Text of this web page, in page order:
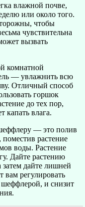
влажной почве,
или около того.
чтобы
чувствительна
вызвать
комнатной
— увлажнить всю
Отличный способ
горшок
до тех пор,
капать влага.
— это полив
поместив растение
воды. Растение
Дайте растению
затем дайте лишней
вам регулировать
и снизит